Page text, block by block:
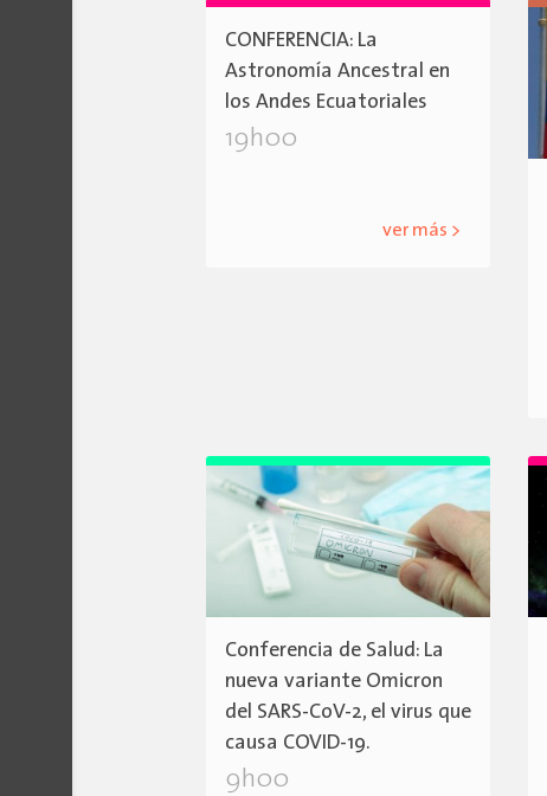
CONFERENCIA: La
Astronomía Ancestral en
los Andes Ecuatoriales
19h00
ver más >
Conferencia de Salud: La
nueva variante Omicron
del SARS-CoV-2, el virus que
causa COVID-19.
9h00